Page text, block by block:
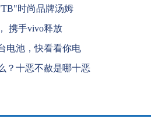
时尚品牌汤姆
携手vivo释放
电池，快看看你电
？十恶不赦是哪十恶